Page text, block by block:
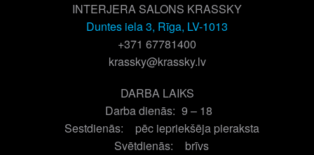
INTERJERA SALONS KRASSKY
Duntes iela 3, Rīga, LV-1013
+371 67781400
krassky@krassky.lv
DARBA LAIKS
Darba dienās: 9 – 18
Sestdienās:
pēc iepriekšēja pieraksta
Svētdienās:
brīvs